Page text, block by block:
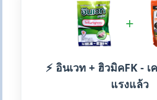
+
⚡ อินเวท + ฮิวมิคFK -
แรงแล้ว